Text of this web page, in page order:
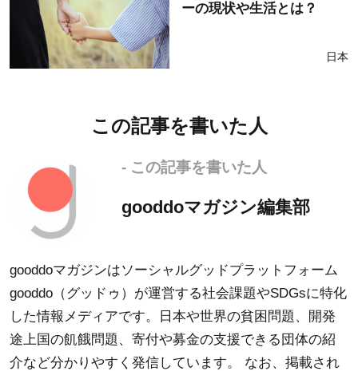
ーの現状や生活とは？
日本
この記事を書いた人
- この記事を書いた人
gooddoマガジン編集部
gooddoマガジンはソーシャルグッドプラットフォーム
gooddo（グッドゥ）が運営する社会課題やSDGsに特化
した情報メディアです。日本や世界の貧困問題、開発
途上国の飢餓問題、寄付や募金の支援できる団体の紹
介など分かりやすく発信しています。 なお、掲載され